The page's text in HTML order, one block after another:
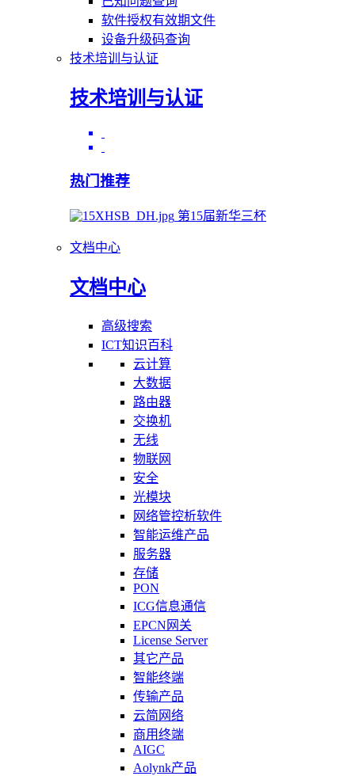
软件授权有效期文件
设备升级码查询
技术培训与认证
技术培训与认证
热门推荐
第15届新华三杯
文档中心
文档中心
高级搜索
ICT知识百科
云计算
大数据
路由器
交换机
无线
物联网
安全
光模块
网络管控析软件
智能运维产品
服务器
存储
PON
ICG信息通信
EPCN网关
License Server
其它产品
智能终端
传输产品
云简网络
商用终端
AIGC
Aolynk产品